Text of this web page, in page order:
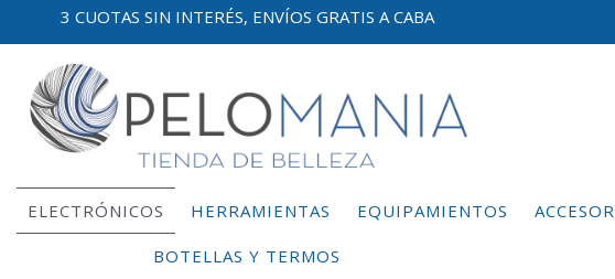
3 CUOTAS SIN INTERÉS, ENVÍOS GRATIS A CABA
ELECTRÓNICOS HERRAMIENTAS EQUIPAMIENTOS
BOTELLAS Y TERMOS